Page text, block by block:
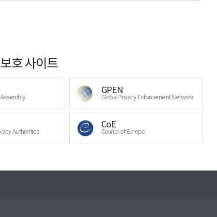
호 사이트
GPEN
Global Privacy Enforcement Network
Authorities
CoE
Council of Europe